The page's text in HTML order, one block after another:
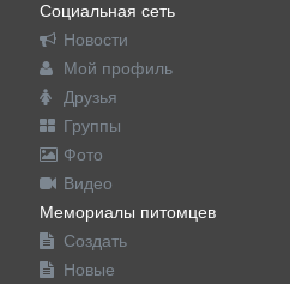
Социальная сеть
Новости
Мой профиль
Друзья
Группы
Фото
Видео
Мемориалы питомцев
Создать
Новые